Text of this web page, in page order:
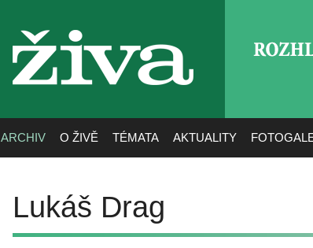
živa
ARCHIV O ŽIVĚ TÉMATA AKTUALITY
Lukáš Drag